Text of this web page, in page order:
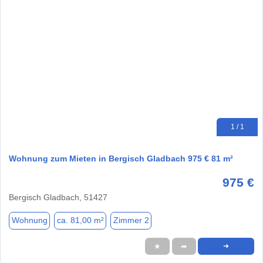
1 / 1
Wohnung zum Mieten in Bergisch Gladbach 975 € 81 m²
975 €
Bergisch Gladbach, 51427
Wohnung ca. 81,00 m² Zimmer 2
★ ➦ ➜